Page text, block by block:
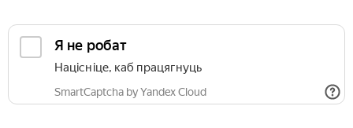
Я не робат
Націсніце, каб працягнуць
SmartCaptcha by Yandex Cloud